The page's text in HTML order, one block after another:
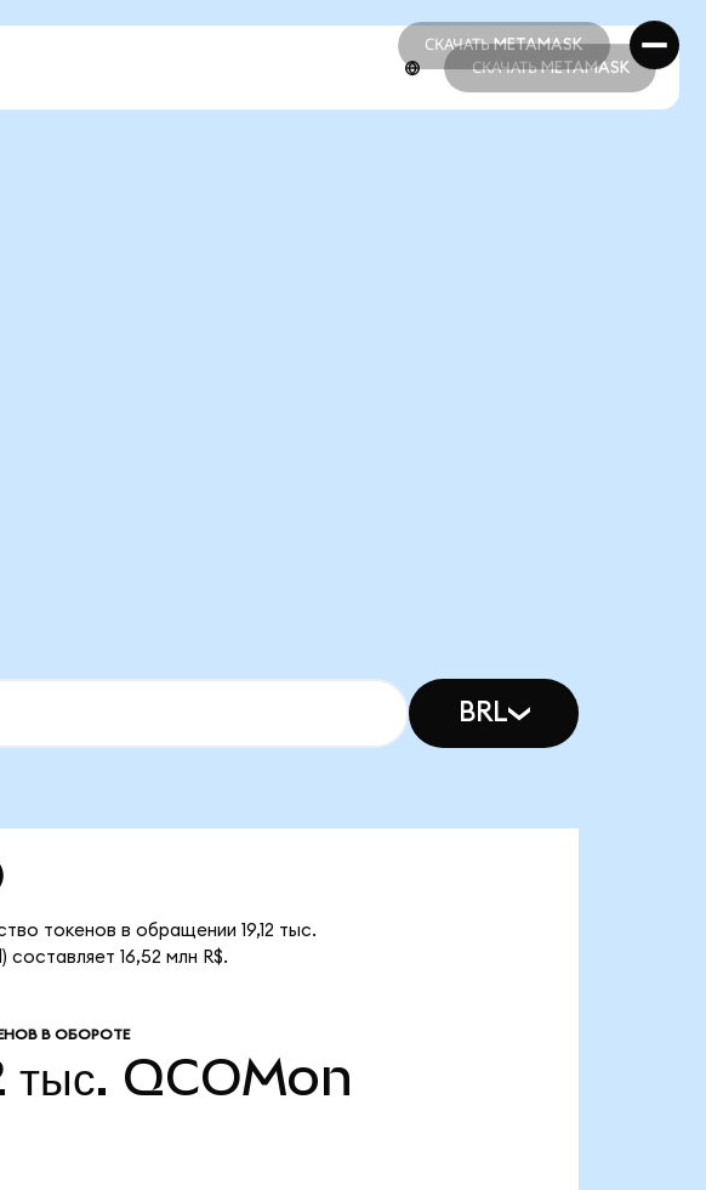
СКАЧАТЬ METAMASK
СКАЧАТЬ METAMASK
СКАЧАТЬ METAMASK
BRL
токенов в обращении 19,12 тыс.
16,52 млн R$.
В ОБОРОТЕ
тыс. QCOMon